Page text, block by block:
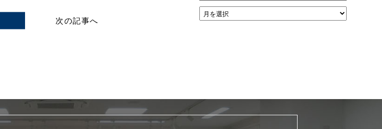
次の記事へ